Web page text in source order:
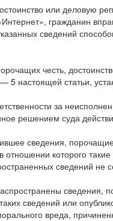
или деловую
гражданин
сведений
честь,
5 настоящей статьи,
за
решением суда
сведения,
которого
сведений не
сведения,
сведений или
вреда,